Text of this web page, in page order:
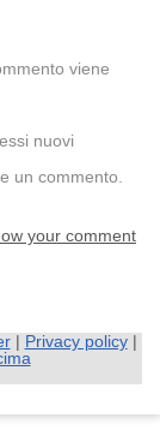
viene
nuovi
un commento.
your comment
| Privacy policy|